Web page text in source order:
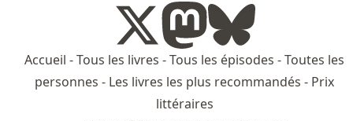
Accueil -Tous les livres -Tous les épisodes -Toutes les
personnes - Les livres les plus recommandés - Prix
littéraires